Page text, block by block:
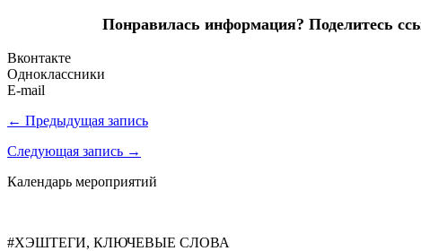
Понравилась информация? Поделитесь
Вконтакте
Одноклассники
E-mail
← Предыдущая запись
Следующая запись →
Календарь мероприятий
#ХЭШТЕГИ, КЛЮЧЕВЫЕ СЛОВА